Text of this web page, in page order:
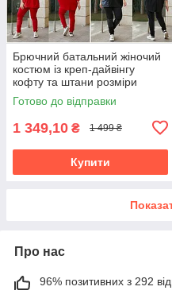
Брючний батальний жіночий
костюм із креп-дайвінгу
кофту та штани розміри
батал
Готово до відправки
1 349,10 ₴ 1 499 ₴
Купити
Про нас
96% позитивних з 292